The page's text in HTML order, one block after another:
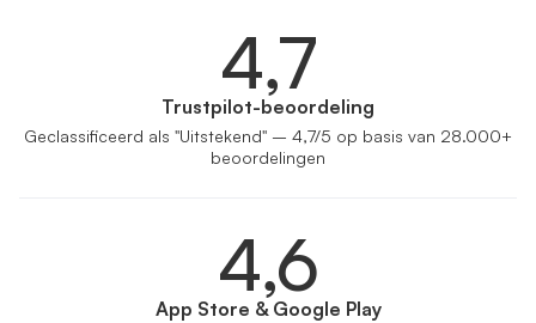
4,7
Trustpilot-beoordeling
Geclassificeerd als "Uitstekend" – 4,7/5 op basis van 28.000+
beoordelingen
4,6
App Store & Google Play